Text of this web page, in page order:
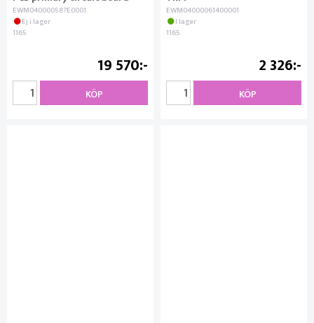
EWM040000587E0001
Ej i lager
1165
19 570
KÖP
EWM04000061400001
I lager
1165
2 326
KÖP